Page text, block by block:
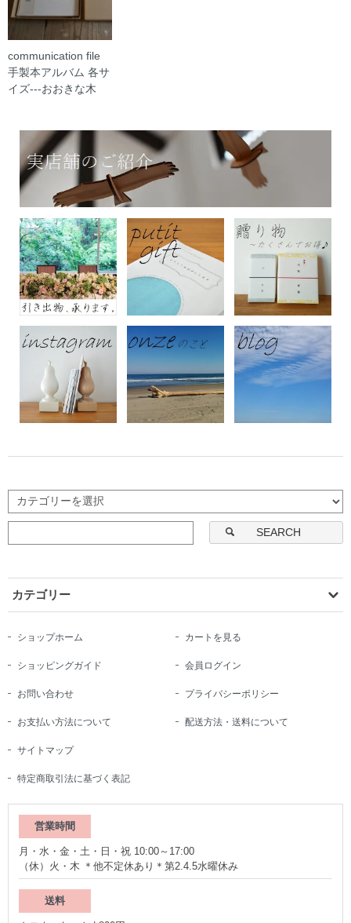
communication file
手製本アルバム 各サ
イズ---おおきな木
SEARCH
カテゴリー
ショップホーム カートを見る
ショッピングガイド 会員ログイン
お問い合わせ プライバシーポリシー
お支払い方法について 配送方法・送料について
サイトマップ
特定商取引法に基づく表記
営業時間
月・水・金・土・日・祝 10:00～17:00
（休）火・木 ＊他不定休あり＊第2.4.5水曜休み
送料